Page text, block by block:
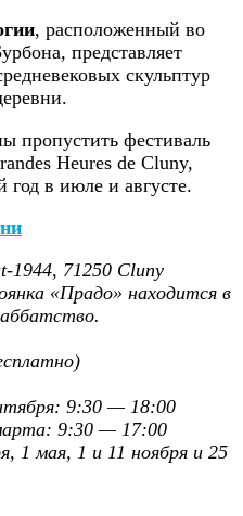
, расположенный во
представляет
скульптур
пропустить фестиваль
Heures de Cluny,
год в июле и августе.
1944, 71250 Cluny
«Прадо» находится в
9:30 — 18:00
9:30 — 17:00
1 мая, 1 и 11 ноября и 25